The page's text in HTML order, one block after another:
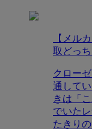
【メル
取どっ
クロー
通して
きは「
でいた
たきり